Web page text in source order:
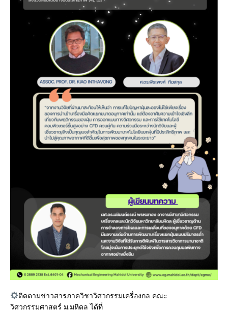
ติดตามข่าวสารภาควิชาวิศวกรรมเครื่องกล คณะ
วิศวกรรมศาสตร์ ม.มหิดล ได้ที่